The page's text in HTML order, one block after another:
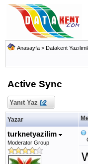
Anasayfa > Datakent
Active Sync
Yanıt Yaz
Yazar
turknetyazilim
Moderator Group